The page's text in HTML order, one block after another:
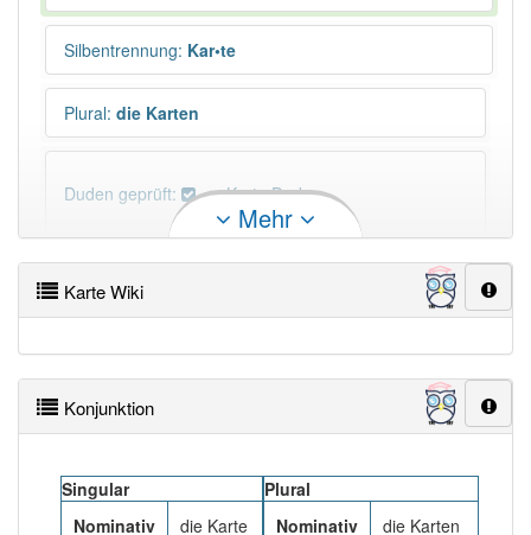
Silbentrennung: Kar•te
Plural: die Karten
Duden geprüft: Karte Duden
PowerIndex:1 973
Häufigkeit: 8 von 10
Mehr
Karte Wiki
Konjunktion
Singular
Nominativ
die Karte
Plural
Nominativ
die Karten